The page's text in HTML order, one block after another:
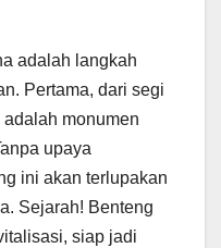
adalah langkah
Pertama, dari segi
monumen
upaya
ini akan terlupakan
Sejarah! Benteng
siap jadi